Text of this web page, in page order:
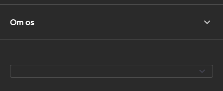
Om os